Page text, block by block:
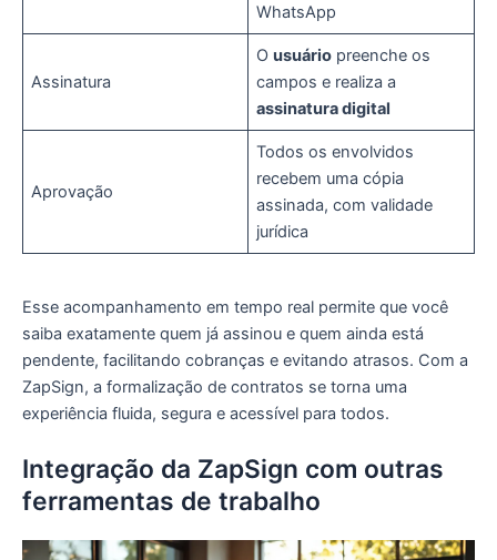
WhatsApp
Assinatura
Ousuário preenche os
campos e realiza a
assinatura digital
Aprovação
Todos os envolvidos
recebem uma cópia
assinada, com validade
jurídica
Esse acompanhamento em tempo real permite que você
saiba exatamente quem já assinou e quem ainda está
pendente, facilitando cobranças e evitando atrasos. Com a
ZapSign, a formalização de contratos se torna uma
experiência fluida, segura e acessível para todos.
Integração da ZapSign com outras
ferramentas de trabalho